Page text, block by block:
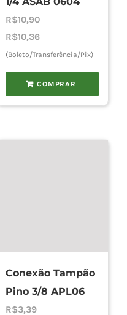
R$10,90
R$10,36
(Boleto/Transferência/Pix)
COMPRAR
Conexão Tampão
Pino 3/8 APL06
R$3,39